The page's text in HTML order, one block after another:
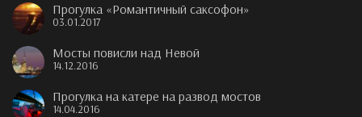
Прогулка «Романтичный саксофон»
03.01.2017
Мосты повисли над Невой
14.12.2016
Прогулка на катере на развод мостов
14.04.2016